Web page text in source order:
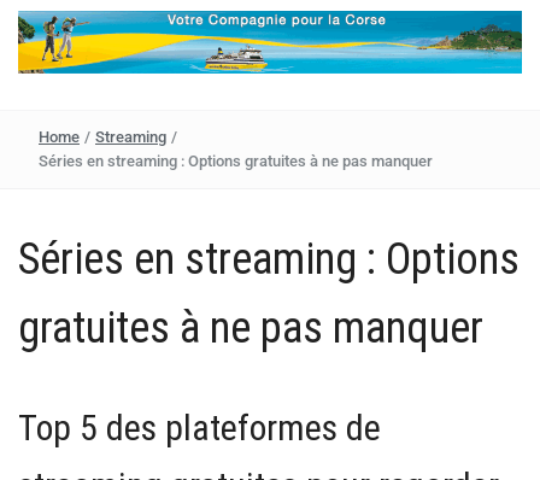
Home / Streaming /
Séries en streaming : Options gratuites à ne pas manquer
Séries en streaming : Options
gratuites à ne pas manquer
Top 5 des plateformes de